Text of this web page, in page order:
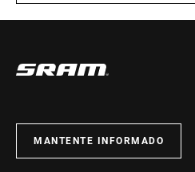
MANTENTE INFORMADO